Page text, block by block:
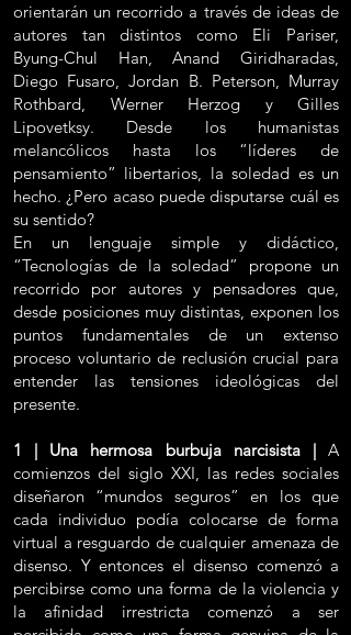
orientarán un recorrido a través de ideas de
autores tan distintos como Eli Pariser,
Byung-Chul Han, Anand Giridharadas,
Diego Fusaro, Jordan B. Peterson, Murray
Rothbard, Werner Herzog y Gilles
Lipovetksy. Desde los humanistas
melancólicos hasta los “líderes de
pensamiento” libertarios, la soledad es un
hecho. ¿Pero acaso puede disputarse cuál es
su sentido?
En un lenguaje simple y didáctico,
“Tecnologías de la soledad” propone un
recorrido por autores y pensadores que,
desde posiciones muy distintas, exponen los
puntos fundamentales de un extenso
proceso voluntario de reclusión crucial para
entender las tensiones ideológicas del
presente.
1 | Una hermosa burbuja narcisista |A
comienzos del siglo XXI, las redes sociales
diseñaron “mundos seguros” en los que
cada individuo podía colocarse de forma
virtual a resguardo de cualquier amenaza de
disenso. Y entonces el disenso comenzó a
percibirse como una forma de la violencia y
la afinidad irrestricta comenzó a ser